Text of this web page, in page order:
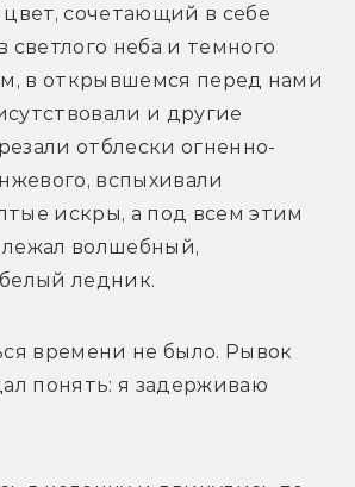
сочетающий в себе
светлого неба и темного
в открывшемся перед нами
и другие
отблески огненно-
вспыхивали
искры, а под всем этим
волшебный,
ледник.
времени не было. Рывок
понять: я задерживаю